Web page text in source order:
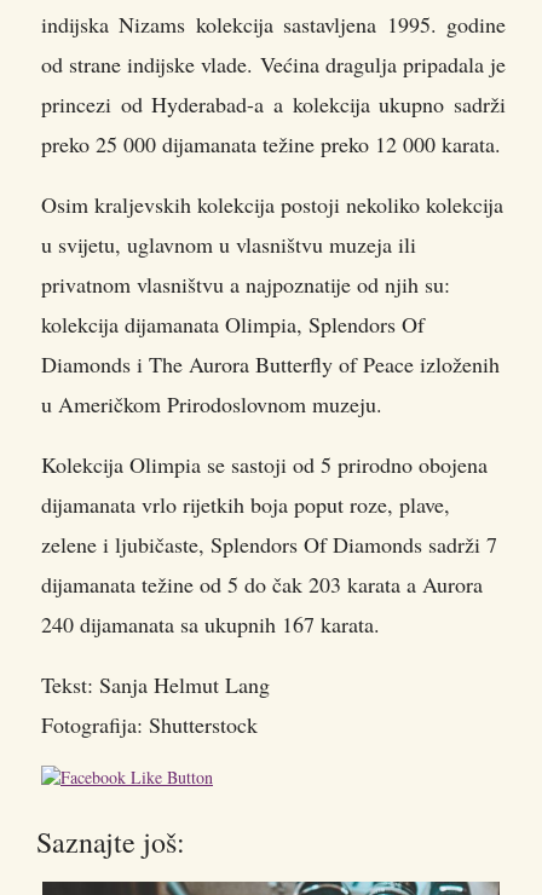
indijska Nizams kolekcija sastavljena 1995. godine
od strane indijske vlade. Većina dragulja pripadala je
princezi od Hyderabad-a a kolekcija ukupno sadrži
preko 25 000 dijamanata težine preko 12 000 karata.
Osim kraljevskih kolekcija postoji nekoliko kolekcija
u svijetu, uglavnom u vlasništvu muzeja ili
privatnom vlasništvu a najpoznatije od njih su:
kolekcija dijamanata Olimpia, Splendors Of
Diamonds i The Aurora Butterfly of Peace izloženih
u Američkom Prirodoslovnom muzeju.
Kolekcija Olimpia se sastoji od 5 prirodno obojena
dijamanata vrlo rijetkih boja poput roze, plave,
zelene i ljubičaste, Splendors Of Diamonds sadrži 7
dijamanata težine od 5 do čak 203 karata a Aurora
240 dijamanata sa ukupnih 167 karata.
Tekst: Sanja Helmut Lang
Fotografija: Shutterstock
Saznajte još: